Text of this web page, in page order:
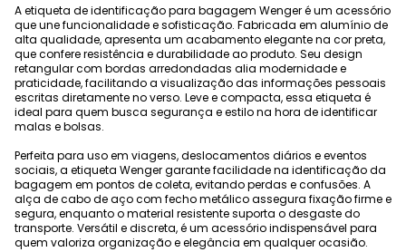
A etiqueta de identificação para bagagem Wenger é um acessório
que une funcionalidade e sofisticação. Fabricada em alumínio de
alta qualidade, apresenta um acabamento elegante na cor preta,
que confere resistência e durabilidade ao produto. Seu design
retangular com bordas arredondadas alia modernidade e
praticidade, facilitando a visualização das informações pessoais
escritas diretamente no verso. Leve e compacta, essa etiqueta é
ideal para quem busca segurança e estilo na hora de identificar
malas e bolsas.
Perfeita para uso em viagens, deslocamentos diários e eventos
sociais, a etiqueta Wenger garante facilidade na identificação da
bagagem em pontos de coleta, evitando perdas e confusões. A
alça de cabo de aço com fecho metálico assegura fixação firme e
segura, enquanto o material resistente suporta o desgaste do
transporte. Versátil e discreta, é um acessório indispensável para
quem valoriza organização e elegância em qualquer ocasião.